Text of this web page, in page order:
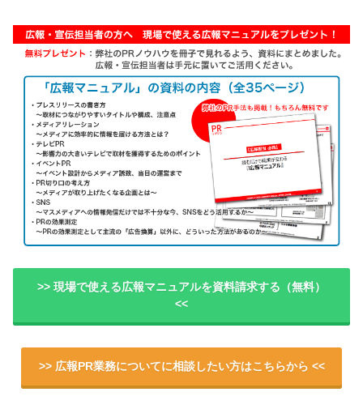
>> 現場で使える広報マニュアルを資料請求する（無料）
<<
>> 広報PR業務についてに相談したい方はこちらから <<